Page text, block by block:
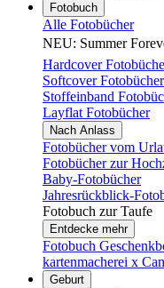
Fotobuch
Alle Fotobücher
NEU: Summer
Hardcover
Softcover Fotobücher
Stoffeinband
Layflat Fotobücher
Nach Anlass
Fotobücher vom
Fotobücher zur
Baby-Fotobücher
Jahresrückblick-
Fotobuch zur Taufe
Entdecke mehr
Fotobuch
kartenmacherei x
Geburt